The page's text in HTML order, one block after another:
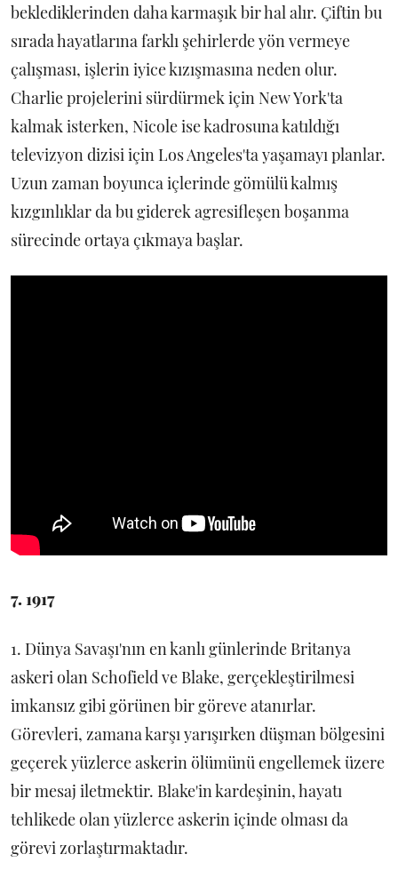
beklediklerinden daha karmaşık bir hal alır. Çiftin bu
sırada hayatlarına farklı şehirlerde yön vermeye
çalışması, işlerin iyice kızışmasına neden olur.
Charlie projelerini sürdürmek için New York'ta
kalmak isterken, Nicole ise kadrosuna katıldığı
televizyon dizisi için Los Angeles'ta yaşamayı planlar.
Uzun zaman boyunca içlerinde gömülü kalmış
kızgınlıklar da bu giderek agresifleşen boşanma
sürecinde ortaya çıkmaya başlar.
7. 1917
1. Dünya Savaşı'nın en kanlı günlerinde Britanya
askeri olan Schofield ve Blake, gerçekleştirilmesi
imkansız gibi görünen bir göreve atanırlar.
Görevleri, zamana karşı yarışırken düşman bölgesini
geçerek yüzlerce askerin ölümünü engellemek üzere
bir mesaj iletmektir. Blake'in kardeşinin, hayatı
tehlikede olan yüzlerce askerin içinde olması da
görevi zorlaştırmaktadır.